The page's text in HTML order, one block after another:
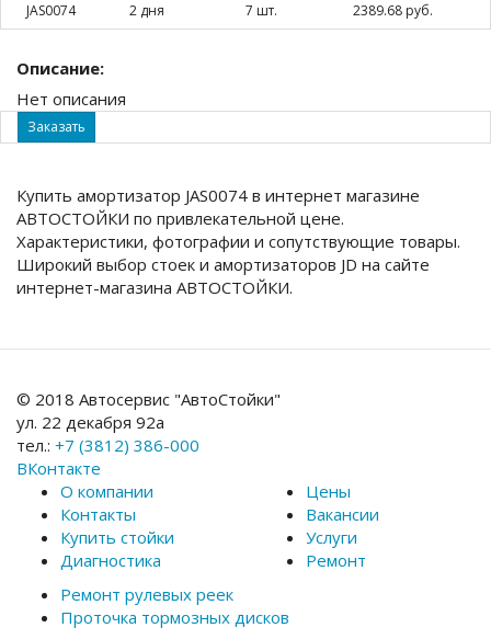
JAS0074 2 дня 7 шт. 2389.68 руб.
Описание:
Нет описания
Заказать
Купить амортизатор JAS0074 в интернет магазине
АВТОСТОЙКИ по привлекательной цене.
Характеристики, фотографии и сопутствующие товары.
Широкий выбор стоек и амортизаторов JD на сайте
интернет-магазина АВТОСТОЙКИ.
© 2018 Автосервис "АвтоСтойки"
ул. 22 декабря 92а
тел.: +7 (3812) 386-000
ВКонтакте
О компании
Контакты
Купить стойки
Диагностика
Цены
Вакансии
Услуги
Ремонт
Ремонт рулевых реек
Проточка тормозных дисков